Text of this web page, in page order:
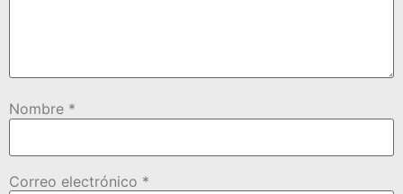
Nombre *
Correo electrónico *